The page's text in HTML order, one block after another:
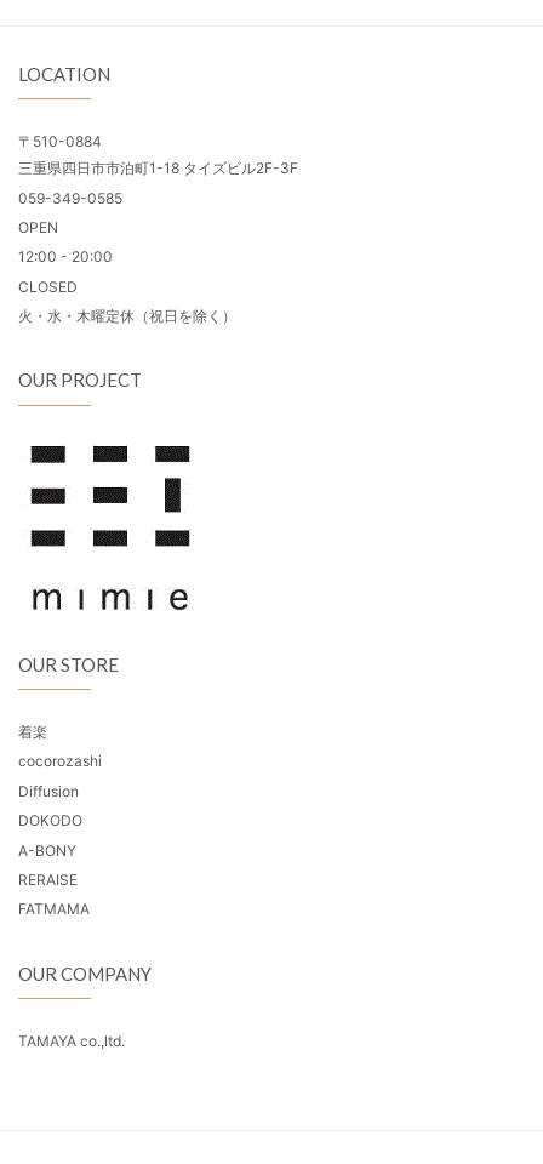
LOCATION
〒510-0884
三重県四日市市泊町1-18 タイズビル2F-3F
059-349-0585
OPEN
12:00 - 20:00
CLOSED
火・水・木曜定休（祝日を除く）
OUR PROJECT
OUR STORE
着楽
cocorozashi
Diffusion
DOKODO
A-BONY
RERAISE
FATMAMA
OUR COMPANY
TAMAYA co.,ltd.